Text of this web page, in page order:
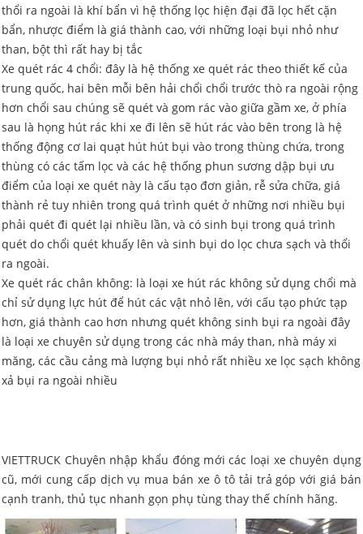
thổi ra ngoài là khí bẩn vì hệ thống lọc hiện đại đã lọc hết cặn
bẩn, nhược điểm là giá thành cao, với những loại bụi nhỏ như
than, bột thì rất hay bị tắc
Xe quét rác 4 chổi: đây là hệ thống xe quét rác theo thiết kế của
trung quốc, hai bên mỗi bên hải chổi chổi trước thò ra ngoài rộng
hơn chổi sau chúng sẽ quét và gom rác vào giữa gầm xe, ở phía
sau là họng hút rác khi xe đi lên sẽ hút rác vào bên trong là hệ
thống động cơ lai quạt hút hút bụi vào trong thùng chứa, trong
thùng có các tấm lọc và các hệ thống phun sương dập bụi ưu
điểm của loại xe quét này là cấu tạo đơn giản, rễ sửa chữa, giá
thành rẻ tuy nhiên trong quá trình quét ở những nơi nhiều bụi
phải quét đi quét lại nhiều lần, và có sinh bụi trong quá trình
quét do chổi quét khuấy lên và sinh bụi do lọc chưa sạch và thổi
ra ngoài.
Xe quét rác chân không: là loại xe hút rác không sử dụng chổi mà
chỉ sử dụng lực hút để hút các vật nhỏ lên, với cấu tạo phức tạp
hơn, giá thành cao hơn nhưng quét không sinh bụi ra ngoài đây
là loại xe chuyên sử dụng trong các nhà máy than, nhà máy xi
măng, các cầu cảng mà lượng bụi nhỏ rất nhiều xe lọc sạch không
xả bụi ra ngoài nhiều
VIETTRUCK Chuyên nhập khẩu đóng mới các loại xe chuyên dụng
cũ, mới cung cấp dịch vụ mua bán xe ô tô tải trả góp với giá bán
cạnh tranh, thủ tục nhanh gọn phụ tùng thay thế chính hãng.